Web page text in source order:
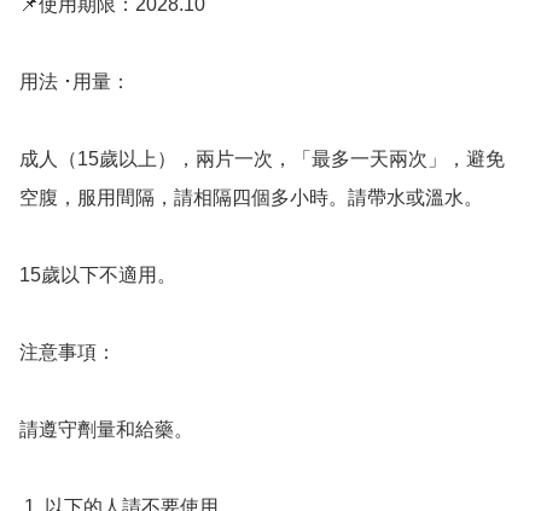
用法 ･用量：
成人（15歲以上），兩片一次，「最多一天兩次」，避免
空腹，服用間隔，請相隔四個多小時。請帶水或溫水。
15歲以下不適用。
注意事項：
請遵守劑量和給藥。